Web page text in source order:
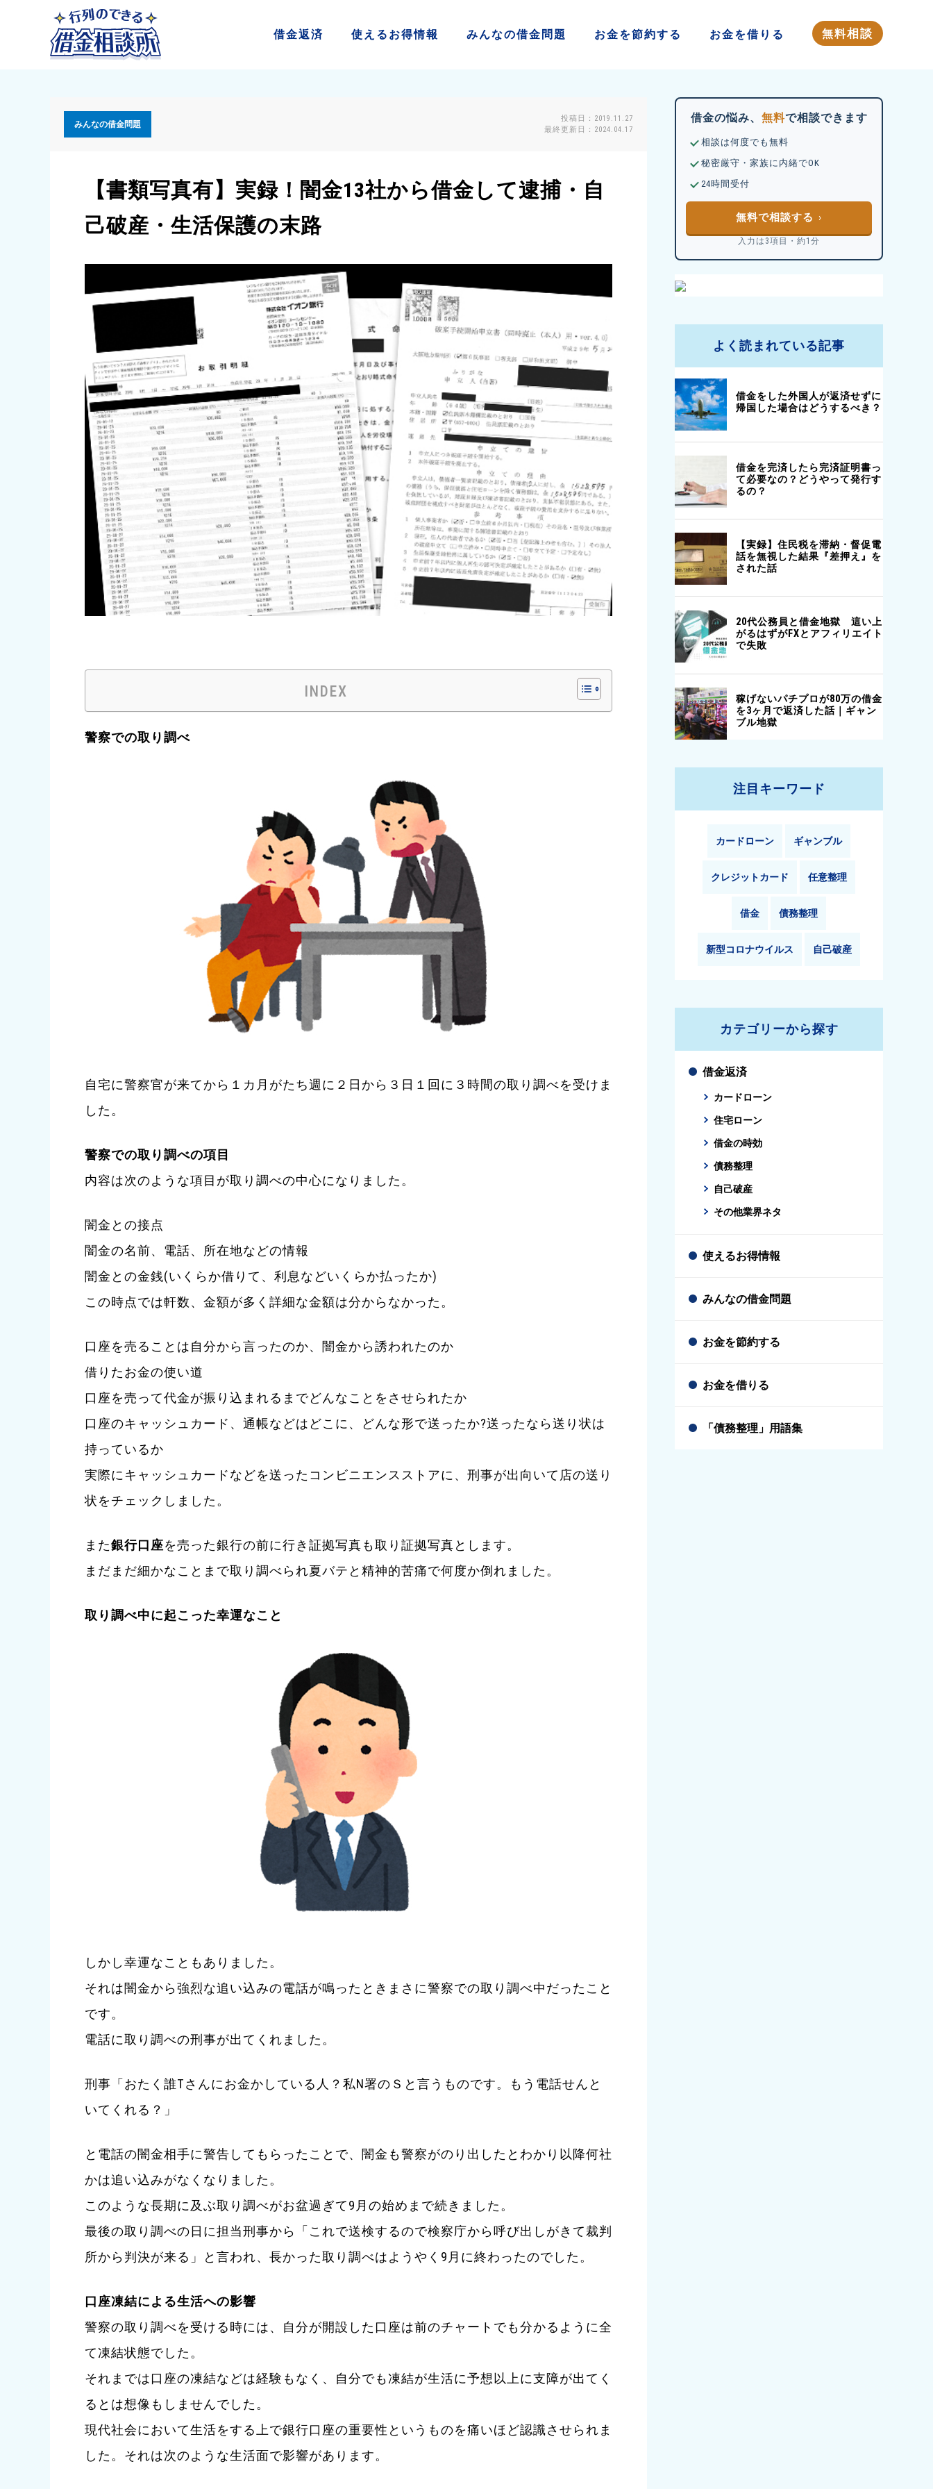
借金返済 使える お得情報 みんなの借金問題 お金を節約する お金を借りる 無料相談
投稿日：2019.11.27
最終更新日：2024.04.17
みんなの借金問題
【書類写真有】実録！闇金13社から借金して逮捕・自
己破産・生活保護の末路
INDEX
警察での取り調べ
自宅に警察官が来てから１カ月がたち週に２日から３日１回に３時間の取り調べを受けま
した。
警察での取り調べの項目
内容は次のような項目が取り調べの中心になりました。
闇金との接点
闇金の名前、電話、所在地などの情報
闇金との金銭(いくらか借りて、利息などいくらか払ったか)
この時点では軒数、金額が多く詳細な金額は分からなかった。
口座を売ることは自分から言ったのか、闇金から誘われたのか
借りたお金の使い道
口座を売って代金が振り込まれるまでどんなことをさせられたか
口座のキャッシュカード、通帳などはどこに、どんな形で送ったか?送ったなら送り状は
持っているか
実際にキャッシュカードなどを送ったコンビニエンスストアに、刑事が出向いて店の送り
状をチェックしました。
また銀行口座を売った銀行の前に行き証拠写真も取り証拠写真とします。
まだまだ細かなことまで取り調べられ夏バテと精神的苦痛で何度か倒れました。
取り調べ中に起こった幸運なこと
しかし幸運なこともありました。
それは闇金から強烈な追い込みの電話が鳴ったときまさに警察での取り調べ中だったこと
です。
電話に取り調べの刑事が出てくれました。
刑事「おたく誰Tさんにお金かしている人？私N署のＳと言うものです。もう電話せんと
いてくれる？」
と電話の闇金相手に警告してもらったことで、闇金も警察がのり出したとわかり以降何社
かは追い込みがなくなりました。
このような長期に及ぶ取り調べがお盆過ぎて9月の始めまで続きました。
最後の取り調べの日に担当刑事から「これで送検するので検察庁から呼び出しがきて裁判
所から判決が来る」と言われ、長かった取り調べはようやく9月に終わったのでした。
口座凍結による生活への影響
警察の取り調べを受ける時には、自分が開設した口座は前のチャートでも分かるように全
て凍結状態でした。
それまでは口座の凍結などは経験もなく、自分でも凍結が生活に予想以上に支障が出てく
るとは想像もしませんでした。
現代社会において生活をする上で銀行口座の重要性というものを痛いほど認識させられま
した。それは次のような生活面で影響があります。
借金の悩み、 無料で相談できます
相談は何度でも無料
秘密厳守・家族に内緒でOK
24時間受付
無料で相談する
入力は3項目・約1分
よく読まれている記事
注目キーワード
カードローン ギャンブル
クレジットカード 任意整理
借金 債務整理
新型コロナウイルス 自己破産
カテゴリーから探す
借金返済
カードローン
住宅ローン
借金の時効
債務整理
自己破産
その他業界ネタ
使えるお得情報
みんなの借金問題
お金を節約する
お金を借りる
「債務整理」用語集